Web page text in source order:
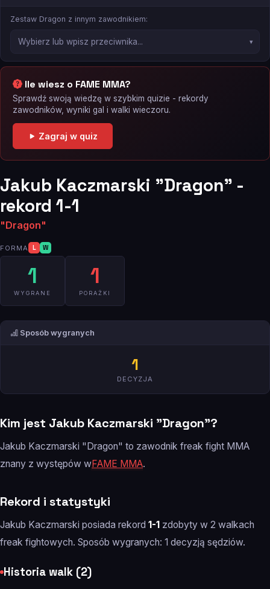
Zestaw Dragon z innym zawodnikiem:
Ile wiesz o FAME MMA?
Sprawdź swoją wiedzę w szybkim quizie - rekordy
zawodników, wyniki gal i walki wieczoru.
Zagraj w quiz
Jakub Kaczmarski "Dragon" -
rekord 1-1
"Dragon"
FORMA L W
1
WYGRANE
1
PORAŻKI
Sposób wygranych
1
DECYZJA
Kim jest Jakub Kaczmarski "Dragon"?
Jakub Kaczmarski "Dragon" to zawodnik freak fight MMA
znany z występów wFAME MMA.
Rekord i statystyki
Jakub Kaczmarski posiada rekord 1-1 zdobyty w 2 walkach
freak fightowych. Sposób wygranych: 1 decyzją sędziów.
Historia walk (2)